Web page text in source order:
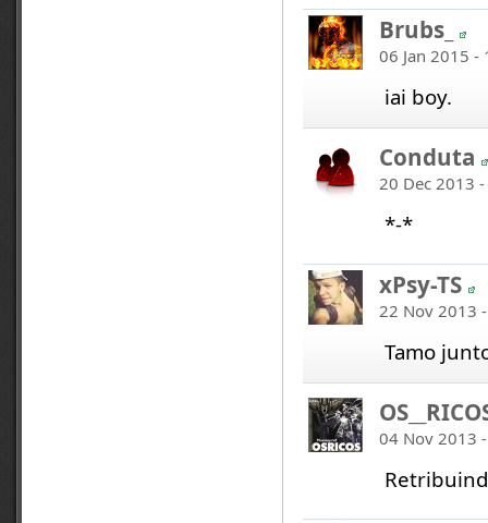
Brubs_
06 Jan 2015 -
iai boy.
Conduta
20 Dec 2013
*-*
xPsy-TS
22 Nov 2013
Tamo
04 Nov 2013